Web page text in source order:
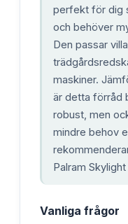
perfekt för dig
och behöver
Den passar
maskiner.
är detta förråd
robust, men
mindre behov
Palram
Vanliga frågor